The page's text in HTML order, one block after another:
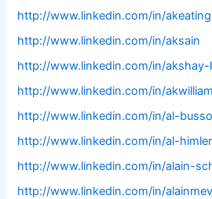
http://www.linkedin.com/in/akeating
http://www.linkedin.com/in/aksain
http://www.linkedin.com/in/
http://www.linkedin.com/in/
http://www.linkedin.com/in/al-
http://www.linkedin.com/in/al-
http://www.linkedin.com/in/alain-
http://www.linkedin.com/in/